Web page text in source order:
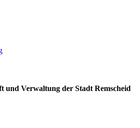
und Verwaltung der Stadt Remscheid